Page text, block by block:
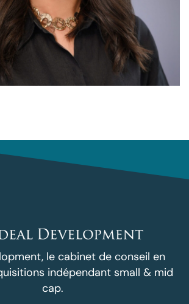
le cabinet de conseil en
indépendant small & mid
cap.